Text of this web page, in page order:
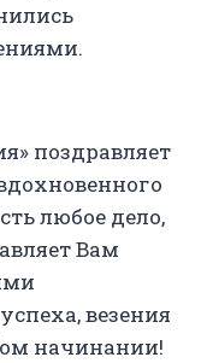
поздравляет
любое дело,
Вам
везения
начинании!